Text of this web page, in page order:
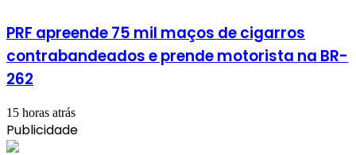
PRF apreende 75 mil maços de cigarros
contrabandeados e prende motorista na BR-
262
15 horas atrás
Publicidade